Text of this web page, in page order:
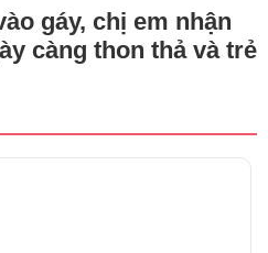
gáy, chị em nhận
càng thon thả và trẻ